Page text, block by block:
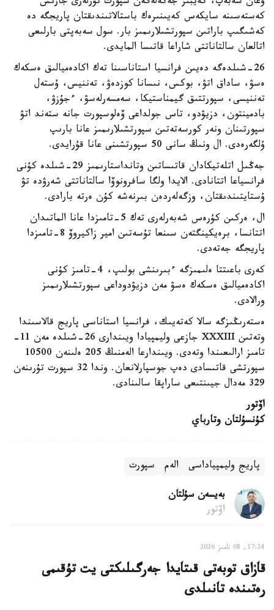
كەستەسىنە سايكەس كەيىنىرەك باستالاتىندىقتان پاريجگە دە
كەشىگىپ باراتىن سپورتشىلارىمىز بار. سول سەبەپتى بارلىعى
اتالعان سالتاناتتى شاراعا قاتىسا المايدى.
26-شىلدەگە دەيىن فرانسيا استاناسىنا تەك اكادەميالىق ەسكەك
ەسۋ، ساداق اتۋ، بوكس، نىسانا كوزدەۋ، تەننيس، ۇستەل
تەننيسى، سپورتتىق گيمناستيكا، سەمسەرلەسۋ، ءجۇزۋ،
بادمينتون، دزيۋدو، تاس جولداعى ۆەلوسپورت جانە ستەند اتۋ
سپورتىنان ونەر كورسەتەتىن سپورتشىلارىمىز عانا بارىپ
ۇلگەرەدى. ال ونىڭ سانى 50 سپورتشىنى عانا قۇرايدى.
جەڭىل اتلەتيكادان قاتىساتىن وتانداستارىمىز 29-شىلدە كۇنى
فرانسياعا اتتانادى. الايدا ولگا سافرونوۆا سالتاناتتى شەرۋدە تۋ
ۇستايتىندىقتان، وزگەلەردەن بىرنەشە كۇن ەرتە بارادى.
ال، ەركىن كۇرەس شەبەرلەرى تەك 5-تامىزدا عانا الماتىدان
اتتانسا، برەيكينگتەن سىنعا تۇسەتىن امير زاكيروۆ 8-تامىزدا
پاريجگە جەتەدى.
كەرى باعىتتا ەلىمىزگە ءبىرىنشى بولىپ، 4-تامىز كۇنى
اكادەميالىق ەسكەك ەسۋ مەن دزيۋدوداعى سپورتشىلارىمىز
ورالادى.
ەستەرىڭىزگە سالا كەتەيىك، فرانسيا استاناسى پاريج قالاسىندا
وتەتىن XXXIII جازعى وليمپيادا ويىندارى 26-شىلدە مەن 11-
تامىز ارالىعىندا وتەدى. ويىندارعا الەمنىڭ 205 ەلىنەن 10500
سپورتشى قاتىسادى دەپ جوسپارلانعان. وندا 32 سپورت تۇرىنەن
329 مەدال جيىنتىعى ساراپقا سالىنادى.
اۆتور
كۇنسۇلتان وتارباي
پاريج وليمپياداسى الەم سپورت
بەيسەن سۇلتان
اۆتور
17:24, 08 تامىز 2026
قازاق توبەتى قىتايدا جەرگىلىكتى يت تۇقىمى
رەتىندە تانىلدى